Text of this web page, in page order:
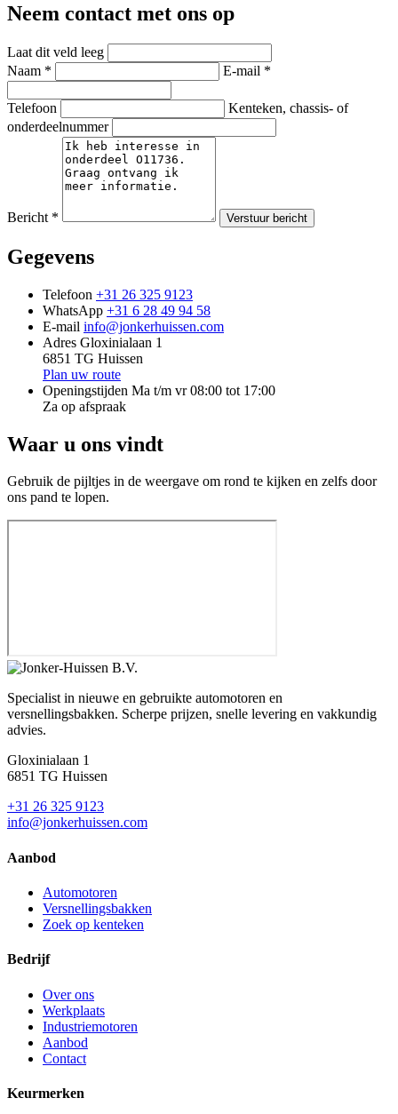
Neem contact met ons op
Laat dit veld leeg
Naam *
E-mail *
Telefoon
Kenteken, chassis- of
onderdeelnummer
Bericht * Verstuur bericht
Gegevens
Telefoon +31 26 325 9123
WhatsApp +31 6 28 49 94 58
E-mail info@jonkerhuissen.com
Adres Gloxinialaan 1
6851 TG Huissen
Plan uw route
Openingstijden Ma t/m vr 08:00 tot 17:00
Za op afspraak
Waar u ons vindt
Gebruik de pijltjes in de weergave om rond te kijken en zelfs door
ons pand te lopen.
Specialist in nieuwe en gebruikte automotoren en
versnellingsbakken. Scherpe prijzen, snelle levering en vakkundig
advies.
Gloxinialaan 1
6851 TG Huissen
+31 26 325 9123
info@jonkerhuissen.com
Aanbod
Automotoren
Versnellingsbakken
Zoek op kenteken
Bedrijf
Over ons
Werkplaats
Industriemotoren
Aanbod
Contact
Keurmerken